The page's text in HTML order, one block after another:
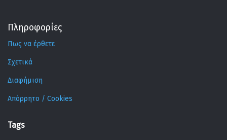
Πληροφορίες
Πως να έρθετε
Σχετικά
Διαφήμιση
Απόρρητο / Cookies
Tags